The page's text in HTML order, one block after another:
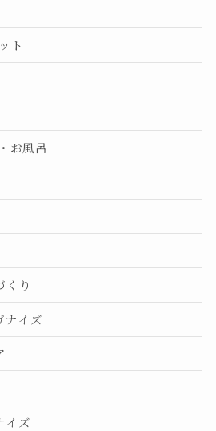
ト
お風呂
くり
ナイズ
イズ